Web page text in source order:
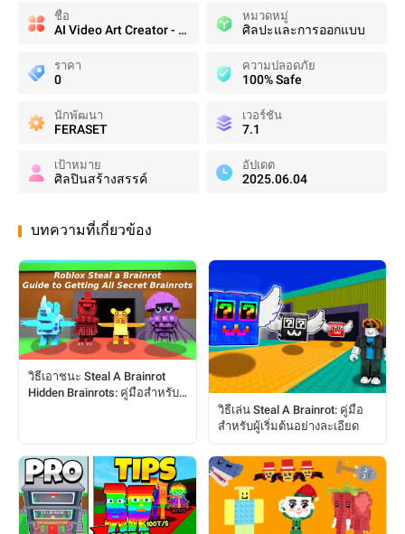
ชื่อ
AI Video Art Creator - Livensa
หมวดหมู่
ศิลปะและการออกแบบ
ราคา
0
ความปลอดภัย
100% Safe
นักพัฒนา
FERASET
เวอร์ชัน
7.1
เป้าหมาย
ศิลปินสร้างสรรค์
อัปเดต
2025.06.04
บทความที่เกี่ยวข้อง
วิธีเอาชนะ Steal A Brainrot
Hidden Brainrots: คู่มือสำหรับผู้
วิธีเล่น Steal A Brainrot: คู่มือ
สำหรับผู้เริ่มต้นอย่างละเอียด